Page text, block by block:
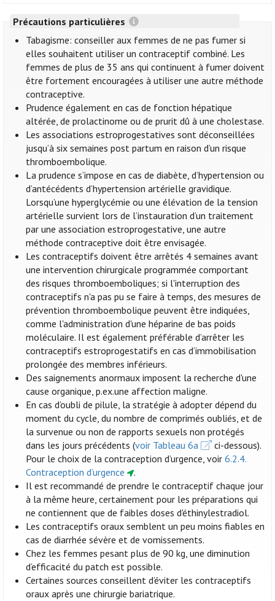
Précautions particulières
Tabagisme: conseiller aux femmes de ne pas fumer si
elles souhaitent utiliser un contraceptif combiné. Les
femmes de plus de 35 ans qui continuent à fumer doivent
être fortement encouragées à utiliser une autre méthode
contraceptive.
Prudence également en cas de fonction hépatique
altérée, de prolactinome ou de prurit dû à une cholestase.
Les associations estroprogestatives sont déconseillées
jusqu’à six semaines post partum en raison d’un risque
thromboembolique.
La prudence s’impose en cas de diabète, d’hypertension ou
d’antécédents d’hypertension artérielle gravidique.
Lorsqu’une hyperglycémie ou une élévation de la tension
artérielle survient lors de l’instauration d’un traitement
par une association estroprogestative, une autre
méthode contraceptive doit être envisagée.
Les contraceptifs doivent être arrêtés 4 semaines avant
une intervention chirurgicale programmée comportant
des risques thromboemboliques; si l'interruption des
contraceptifs n'a pas pu se faire à temps, des mesures de
prévention thromboembolique peuvent être indiquées,
comme l'administration d'une héparine de bas poids
moléculaire. Il est également préférable d’arrêter les
contraceptifs estroprogestatifs en cas d’immobilisation
prolongée des membres inférieurs.
Des saignements anormaux imposent la recherche d'une
cause organique, p.ex.une affection maligne.
En cas d’oubli de pilule, la stratégie à adopter dépend du
moment du cycle, du nombre de comprimés oubliés, et de
la survenue ou non de rapports sexuels non protégés
dans les jours précédents (voir Tableau 6a
ci-dessous).
Pour le choix de la contraception d’urgence, voir6.2.4.
Contraception d’urgence
.
Il est recommandé de prendre le contraceptif chaque jour
à la même heure, certainement pour les préparations qui
ne contiennent que de faibles doses d'éthinylestradiol.
Les contraceptifs oraux semblent un peu moins fiables en
cas de diarrhée sévère et de vomissements.
Chez les femmes pesant plus de 90 kg, une diminution
d’efficacité du patch est possible.
Certaines sources conseillent d’éviter les contraceptifs
oraux après une chirurgie bariatrique.